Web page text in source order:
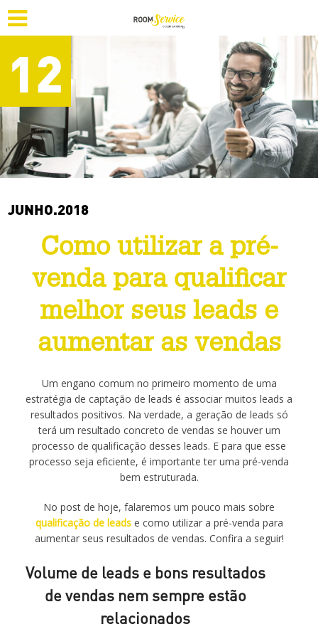
12
JUNHO.2018
Como utilizar a pré-
venda para qualificar
melhor seus leads e
aumentar as vendas
Um engano comum no primeiro momento de uma
estratégia de captação de leads é associar muitos leads a
resultados positivos. Na verdade, a geração de leads só
terá um resultado concreto de vendas se houver um
processo de qualificação desses leads. E para que esse
processo seja eficiente, é importante ter uma pré-venda
bem estruturada.
No post de hoje, falaremos um pouco mais sobre
qualificação de leadse como utilizar a pré-venda para
aumentar seus resultados de vendas. Confira a seguir!
Volume de leads e bons resultados
de vendas nem sempre estão
relacionados